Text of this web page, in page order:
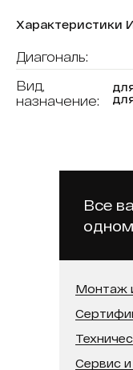
Характеристики
Диагональ:
Вид,
назначение:
Модель
Все
Монтаж
Сервис